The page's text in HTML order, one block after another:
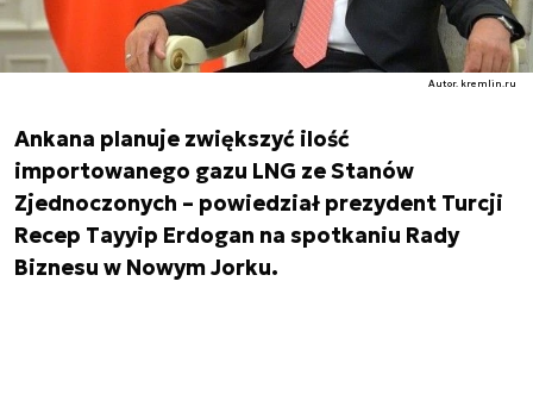
Autor. kremlin.ru
Ankana planuje zwiększyć ilość
importowanego gazu LNG ze Stanów
Zjednoczonych – powiedział prezydent Turcji
Recep Tayyip Erdogan na spotkaniu Rady
Biznesu w Nowym Jorku.